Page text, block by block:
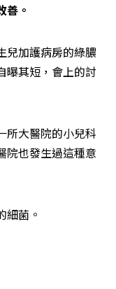
善。
兒加護病房的綠膿
曝其短，會上的討
所大醫院的小兒科
院也發生過這種意
細菌。